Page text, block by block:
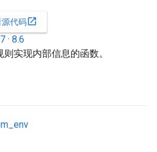
源代码open_in_new
· 8.6
实现内部信息的函数。